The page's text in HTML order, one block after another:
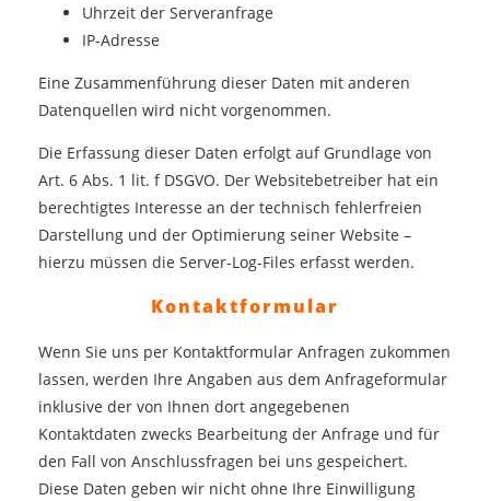
Uhrzeit der Serveranfrage
IP-Adresse
Eine Zusammenführung dieser Daten mit anderen
Datenquellen wird nicht vorgenommen.
Die Erfassung dieser Daten erfolgt auf Grundlage von
Art. 6 Abs. 1 lit. f DSGVO. Der Websitebetreiber hat ein
berechtigtes Interesse an der technisch fehlerfreien
Darstellung und der Optimierung seiner Website –
hierzu müssen die Server-Log-Files erfasst werden.
Kontaktformular
Wenn Sie uns per Kontaktformular Anfragen zukommen
lassen, werden Ihre Angaben aus dem Anfrageformular
inklusive der von Ihnen dort angegebenen
Kontaktdaten zwecks Bearbeitung der Anfrage und für
den Fall von Anschlussfragen bei uns gespeichert.
Diese Daten geben wir nicht ohne Ihre Einwilligung